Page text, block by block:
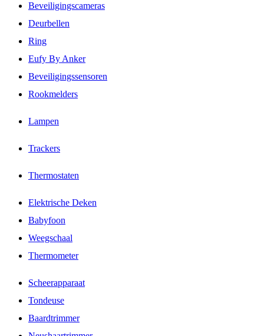
Beveiligingscameras
Deurbellen
Ring
Eufy By Anker
Beveiligingssensoren
Rookmelders
Lampen
Trackers
Thermostaten
Elektrische Deken
Babyfoon
Weegschaal
Thermometer
Scheerapparaat
Tondeuse
Baardtrimmer